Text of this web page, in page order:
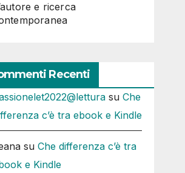
e ricerca
Recenti
su Che
c’è tra ebook e Kindle
su Che differenza c’è tra
e Kindle